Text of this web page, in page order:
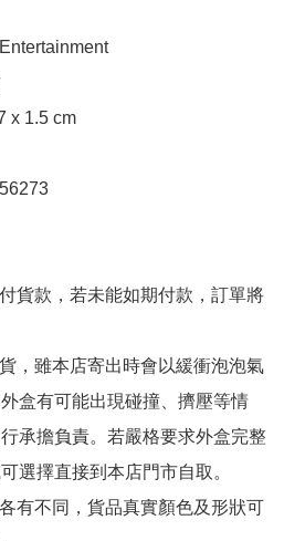
x 1.5 cm
貨款，若未能如期付款，訂單將
，雖本店寄出時會以緩衝泡泡氣
盒有可能出現碰撞、擠壓等情
承擔負責。若嚴格要求外盒完整
選擇直接到本店門市自取。
有不同，貨品真實顏色及形狀可